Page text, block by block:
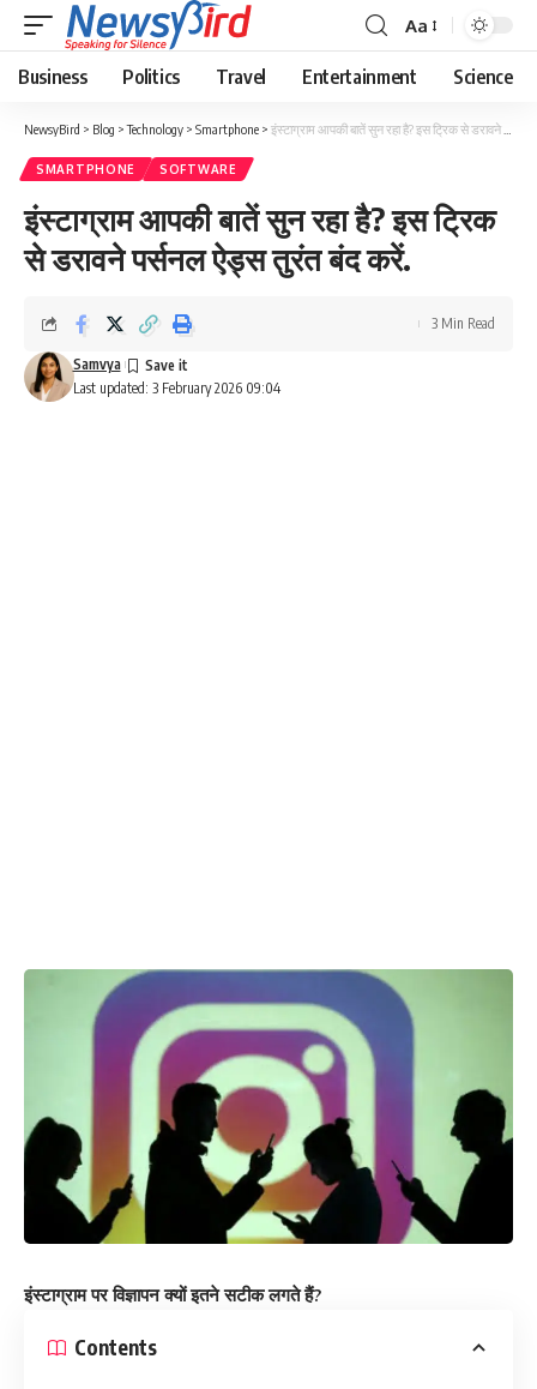
Aa
Business Politics Travel Entertainment Science
NewsyBird > Blog >Technology > Smartphone > इंस्टाग्राम आपकी बातें सुन रहा है? इस ट्रिक से डरावने पर्सनल ऐड्स तुरंत बंद करें.
SMARTPHONE SOFTWARE
इंस्टाग्राम आपकी बातें सुन रहा है? इस ट्रिक
से डरावने पर्सनल ऐड्स तुरंत बंद करें.
Last updated: 3 February 2026 09:04
Samvya
3 Min Read
इंस्टाग्राम पर विज्ञापन क्यों इतने सटीक लगते हैं?
Contents